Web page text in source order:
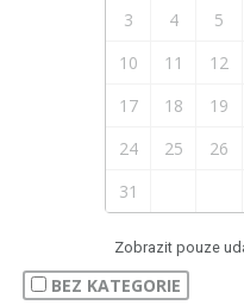
3
4 5
10
11 12
17
18 19
24
25 26
31
Zobrazit pouze
BEZ KATEGORIE